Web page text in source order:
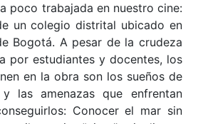
poco trabajada en nuestro cine:
un colegio distrital ubicado en
Bogotá. A pesar de la crudeza
por estudiantes y docentes, los
en la obra son los sueños de
las amenazas que enfrentan
Conocer el mar sin